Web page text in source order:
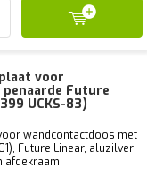
voor
Future
UCKS-83)
wandcontactdoos met
Future Linear, aluzilver
afdekraam.